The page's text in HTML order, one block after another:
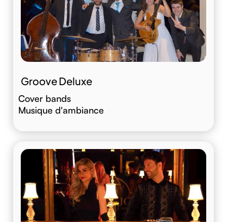
Groove Deluxe
Cover bands
Musique d'ambiance